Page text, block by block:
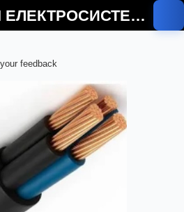
feedback
СУЧАСНІ ЕЛЕКТРОСИСТЕМИ